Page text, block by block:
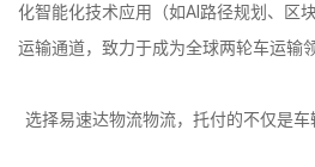
化智能化技术应用（如AI路径规划、区
运输通道，致力于成为全球两轮车运输
选择易速达物流物流，托付的不仅是车